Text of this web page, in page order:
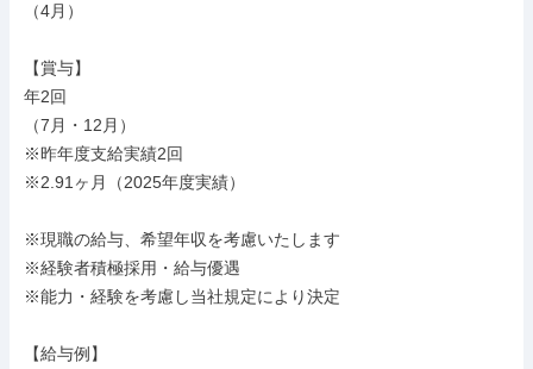
（4月）
【賞与】
年2回
（7月・12月）
※昨年度支給実績2回
※2.91ヶ月（2025年度実績）
※現職の給与、希望年収を考慮いたします
※経験者積極採用・給与優遇
※能力・経験を考慮し当社規定により決定
【給与例】